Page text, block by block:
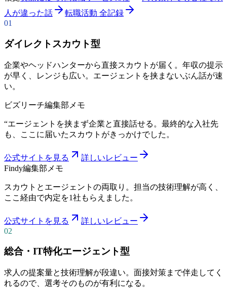
人が違った話
転職活動 全記録
01
ダイレクトスカウト型
企業やヘッドハンターから直接スカウトが届く。年収の提示
が早く、レンジも広い。エージェントを挟まないぶん話が速
い。
ビズリーチ編集部メモ
“エージェントを挟まず企業と直接話せる。最終的な入社先
も、ここに届いたスカウトがきっかけでした。
公式サイトを見る
詳しいレビュー
Findy編集部メモ
スカウトとエージェントの両取り。担当の技術理解が高く、
ここ経由で内定を1社もらえました。
公式サイトを見る
詳しいレビュー
02
総合・IT特化エージェント型
求人の提案量と技術理解が段違い。面接対策まで伴走してく
れるので、選考そのものが有利になる。